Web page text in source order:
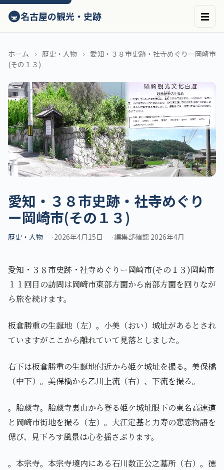
ン
テ
へ
ス
ッ
プ
🚇名古屋の観光・史跡 ☰
ホーム 歴史・人物
愛知・３８市史跡・社寺めぐりー岡崎市
(その１３)
愛知・３８市史跡・社寺めぐり
ー岡崎市(その１３)
歴史・人物 2026年4月15日 編集部確認 2026年4月
愛知・３８市史跡・社寺めぐりー岡崎市(その１３)岡崎市
１１回目の訪問は岡崎市東部方面から南部方面を回りなが
ら旅を続けます。
板倉勝重の生誕地（左）。小美（おい）城址があるとされ
ていますがここから離れていて見落としました。
右下は板倉勝重の生誕地付近から姫ケ城址を撮る。美保橋
（中下）。美保橋から乙川上流（右）、下流を撮る。
。胎蔵寺。胎蔵寺裏山から登る姫ケ城址眼下の東名高速道
と岡崎市街地を撮る（左）。大江定基と力寿の悲恋物語を
偲び、見下ろす風景は心を揺さぶります。
。本宗寺。本宗寺境内にある石川数正公之墓所（右）。徳